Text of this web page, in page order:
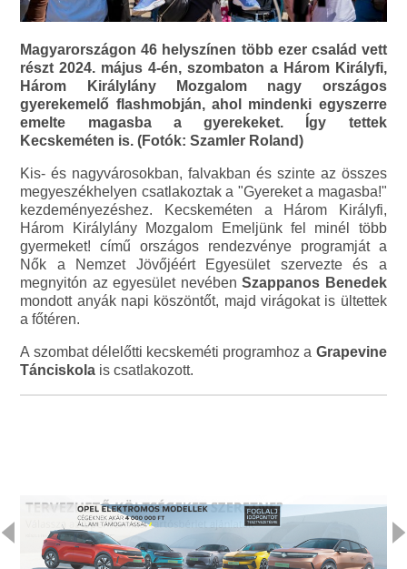
Magyarországon 46 helyszínen több ezer család vett
részt 2024. május 4-én, szombaton a Három Királyfi,
Három Királylány Mozgalom nagy országos
gyerekemelő flashmobján, ahol mindenki egyszerre
emelte magasba a gyerekeket. Így tettek
Kecskeméten is. (Fotók: Szamler Roland)
Kis- és nagyvárosokban, falvakban és szinte az összes
megyeszékhelyen csatlakoztak a "Gyereket a magasba!"
kezdeményezéshez. Kecskeméten a Három Királyfi,
Három Királylány Mozgalom Emeljünk fel minél több
gyermeket! című országos rendezvénye programját a
Nők a Nemzet Jövőjéért Egyesület szervezte és a
megnyitón az egyesület nevébenSzappanos Benedek
mondott anyák napi köszöntőt, majd virágokat is ültettek
a főtéren.
A szombat délelőtti kecskeméti programhoz a Grapevine
Tánciskola is csatlakozott.